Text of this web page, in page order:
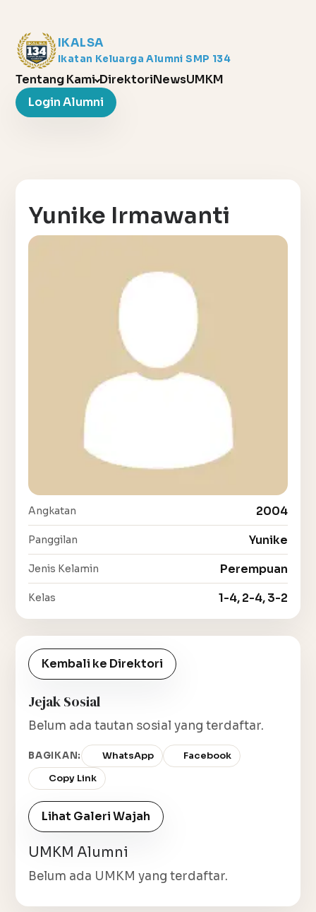
IKALSA
Ikatan Keluarga Alumni SMP 134
Tentang Kami DirektoriNewsUMKM
Login Alumni
Yunike Irmawanti
Angkatan 2004
Panggilan Yunike
Jenis Kelamin Perempuan
Kelas 1-4, 2-4, 3-2
Kembali ke Direktori
Jejak Sosial
Belum ada tautan sosial yang terdaftar.
BAGIKAN: WhatsApp
Facebook
Copy Link
Lihat Galeri Wajah
UMKM Alumni
Belum ada UMKM yang terdaftar.